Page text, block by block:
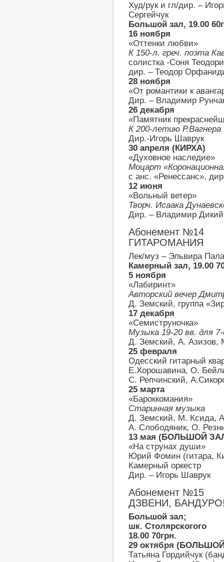
Худ/рук и гл/дир. –
Сергейчук
Большой зал, 19.00
16 ноября
«Оттенки любви»
К 150-л. греч. поэта
солистка -Соня
дир. – Теодор
28 ноября
«От романтики к
Дир. – Владимир
26 декабря
«Памятник
К 200-летию Р.Вагнера
Дир.-Игорь Шаврук
30 апреля (КИРХА)
«Духовное наследие»
Моцарт
с анс. «Ренессанс»,
12 июня
«Вольный ветер»
Творч. Исаака
Дир. – Владимир Дикий
Абонемент №14
ГИТАРОМАНИЯ
Лек/муз – Эльвира
Камерный зал, 19.00
5 ноября
«Лабиринт»
Авторский вечер
Д. Земский, группа
17 декабря
«Семиструночка»
Музыка 19-20 вв. для
Д. Земский, А. Азизов,
25 февраля
Одесский гитарный
Е.Хорошавина, О.
С. Репчинский,
25 марта
«Бароккомания»
Старинная музыка
Д. Земский, М. Ксида,
А. Слободяник, О.
13 мая (БОЛЬШОЙ
«На струнах души»
Юрий Фомин (гитара,
Камерный оркестр
Дир. – Игорь Шаврук
Абонемент №15
ДЗВЕНИ,
Большой зал;
шк. Столярскогого
18.00 70грн.
29 октября
Татьяна Гордийчук